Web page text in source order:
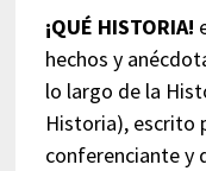
¡QUÉ HISTORIA!
hechos y
lo largo de la
Historia), escrito
conferenciante y